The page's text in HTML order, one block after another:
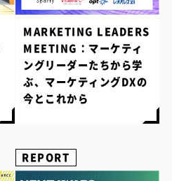
MARKETING LEADERS
MEETING：マーケティ
ングリーダーたちから学
ぶ、マーケティングDXの
今とこれから
REPORT